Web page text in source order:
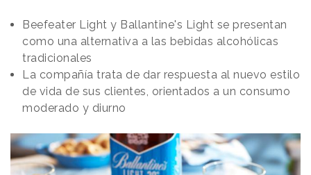
Beefeater Light y Ballantine's Light se presentan
como una alternativa a las bebidas alcohólicas
tradicionales
La compañía trata de dar respuesta al nuevo estilo
de vida de sus clientes, orientados a un consumo
moderado y diurno